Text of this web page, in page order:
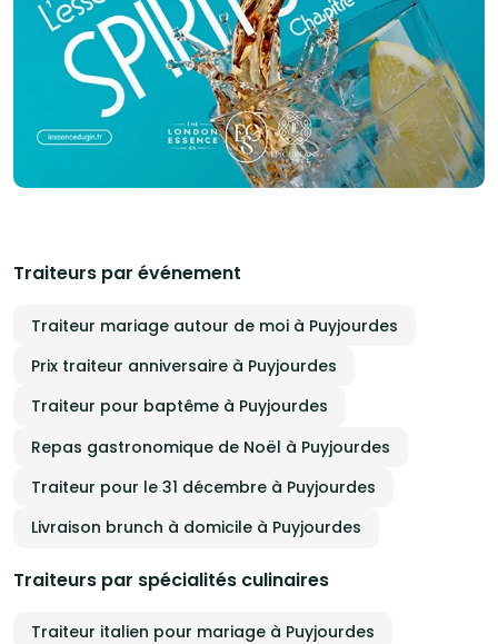
Traiteurs par événement
Traiteur mariage autour de moi à Puyjourdes
Prix traiteur anniversaire à Puyjourdes
Traiteur pour baptême à Puyjourdes
Repas gastronomique de Noël à Puyjourdes
Traiteur pour le 31 décembre à Puyjourdes
Livraison brunch à domicile à Puyjourdes
Traiteurs par spécialités culinaires
Traiteur italien pour mariage à Puyjourdes